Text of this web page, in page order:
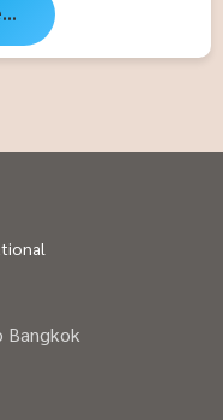
Bangkok